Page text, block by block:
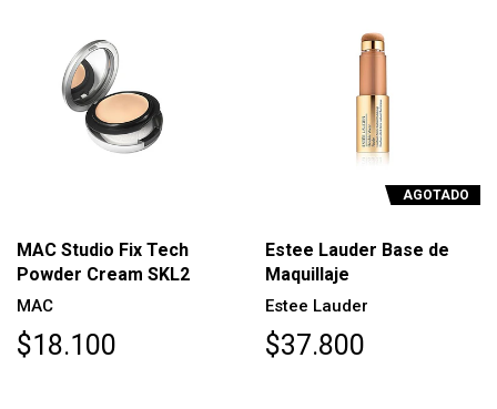
MAC Studio Fix Tech
Powder Cream SKL2
MAC
$18.100
AGOTADO
Estee Lauder Base de
Maquillaje
Estee Lauder
$37.800